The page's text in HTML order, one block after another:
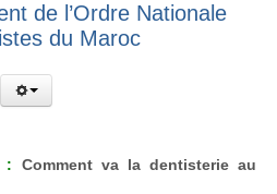
de l’Ordre Nationale
du Maroc
:
Comment va la dentisterie au